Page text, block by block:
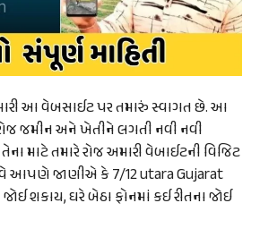
આ વેબસાઈટ પર તમારું સ્વાગત છે. આ
જમીન અને ખેતીને લગતી નવી નવી
માટે તમારે રોજ અમારી વેબાઈટની વિજિટ
આપણે જાણીએ કે 7/12 utara Gujarat
શકાય, ઘરે બેઠા ફોનમાં કઈ રીતના જોઈ